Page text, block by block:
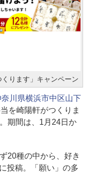
くります」キャンペーン
奈川県横浜市中区山下
を崎陽軒がつくりま
期間は、1月24日か
20種の中から、好き
投稿。「願い」の多